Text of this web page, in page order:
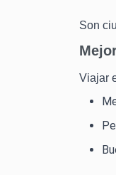
Son
Viajar